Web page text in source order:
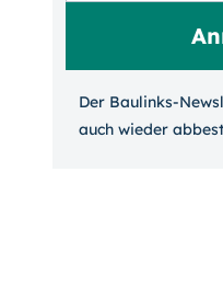
Der Baulinks-
auch wieder